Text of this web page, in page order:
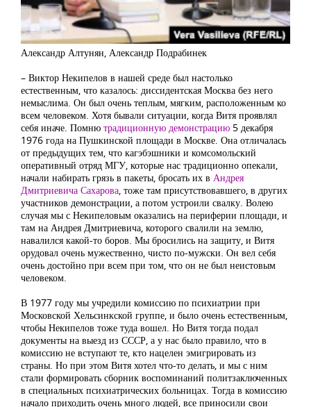
Александр Алтунян, Александр Подрабинек
– Виктор Некипелов в нашей среде был настолько
естественным, что казалось: диссидентская Москва без него
немыслима. Он был очень теплым, мягким, расположенным ко
всем человеком. Хотя бывали ситуации, когда Витя проявлял
себя иначе. Помню традиционную демонстрацию 5 декабря
1976 года на Пушкинской площади в Москве. Она отличалась
от предыдущих тем, что кагэбэшники и комсомольский
оперативный отряд МГУ, которые нас традиционно опекали,
начали набирать грязь в пакеты, бросать их в Андрея
Дмитриевича Сахарова, тоже там присутствовавшего, в других
участников демонстрации, а потом устроили свалку. Волею
случая мы с Некипеловым оказались на периферии площади, и
там на Андрея Дмитриевича, которого свалили на землю,
навалился какой-то боров. Мы бросились на защиту, и Витя
орудовал очень мужественно, чисто по-мужски. Он вел себя
очень достойно при всем при том, что он не был неистовым
человеком.
В 1977 году мы учредили комиссию по психиатрии при
Московской Хельсинкской группе, и было очень естественным,
чтобы Некипелов тоже туда вошел. Но Витя тогда подал
документы на выезд из СССР, а у нас было правило, что в
комиссию не вступают те, кто нацелен эмигрировать из
страны. Но при этом Витя хотел что-то делать, и мы с ним
стали формировать сборник воспоминаний политзаключенных
в специальных психиатрических больницах. Тогда в комиссию
начало приходить очень много людей, все приносили свои